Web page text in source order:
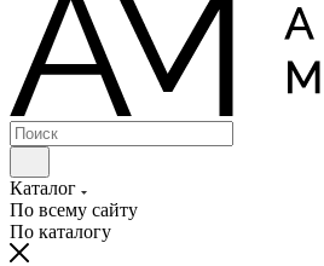
Каталог
По всему сайту
По каталогу